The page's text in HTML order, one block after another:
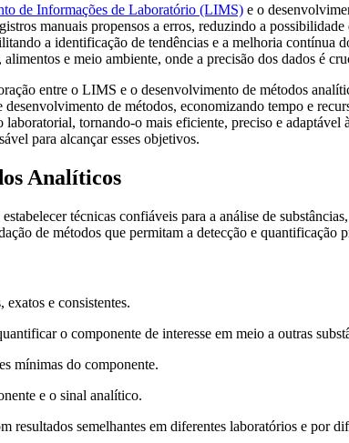
de Informações de Laboratório (LIMS) e o
manuais propensos a erros, reduzindo a
a identificação de tendências e a melhoria contínua
e meio ambiente, onde a precisão dos dados é
entre o LIMS e o desenvolvimento de métodos
de métodos, economizando tempo e
tornando-o mais eficiente, preciso e adaptável
para alcançar esses objetivos.
Analíticos
técnicas confiáveis para a análise de
de métodos que permitam a detecção e quantificação
exatos e consistentes.
o componente de interesse em meio a outras
mínimas do componente.
e o sinal analítico.
resultados semelhantes em diferentes laboratórios e por